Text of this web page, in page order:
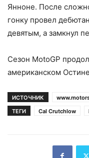
Янноне. После
гонку провел
девятым, а замкнул
Сезон MotoGP
американском
ИСТОЧНИК
ТЕГИ
Cal Crutchlow